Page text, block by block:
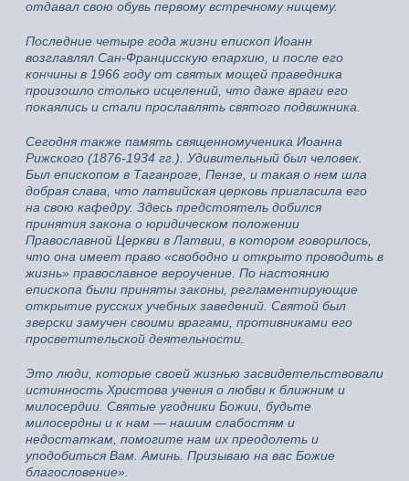
отдавал свою обувь первому встречному нищему.
Последние четыре года жизни епископ Иоанн
возглавлял Сан-Францисскую епархию, и после его
кончины в 1966 году от святых мощей праведника
произошло столько исцелений, что даже враги его
покаялись и стали прославлять святого подвижника.
Сегодня также память священномученика Иоанна
Рижского (1876-1934 гг.). Удивительный был человек.
Был епископом в Таганроге, Пензе, и такая о нем шла
добрая слава, что латвийская церковь пригласила его
на свою кафедру. Здесь предстоятель добился
принятия закона о юридическом положении
Православной Церкви в Латвии, в котором говорилось,
что она имеет право «свободно и открыто проводить в
жизнь» православное вероучение. По настоянию
епископа были приняты законы, регламентирующие
открытие русских учебных заведений. Святой был
зверски замучен своими врагами, противниками его
просветительской деятельности.
Это люди, которые своей жизнью засвидетельствовали
истинность Христова учения о любви к ближним и
милосердии. Святые угодники Божии, будьте
милосердны и к нам — нашим слабостям и
недостаткам, помогите нам их преодолеть и
уподобиться Вам. Аминь. Призываю на вас Божие
благословение».